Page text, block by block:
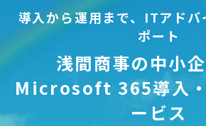
導入から運用まで、ITアドバ
ポート
浅間商事の中小
Microsoft 365導入・
ービス